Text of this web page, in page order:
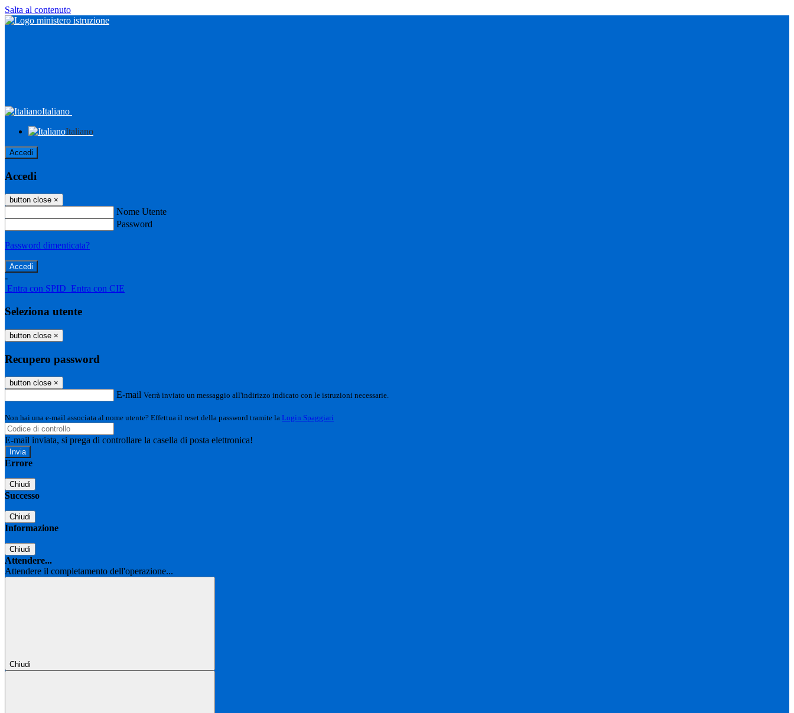
Salta al contenuto
Italiano
Italiano
Accedi
Accedi
button close ×
Nome Utente
Password
Password dimenticata?
-
Entra con SPID Entra con CIE
Seleziona utente
button close ×
Recupero password
button close ×
E-mail Verrà inviato un messaggio all'indirizzo indicato con le istruzioni necessarie.
Non hai una e-mail associata al nome utente? Effettua il reset della password tramite la Login Spaggiari
E-mail inviata, si prega di controllare la casella di posta elettronica!
Errore
Chiudi
Successo
Chiudi
Informazione
Chiudi
Attendere...
Attendere il completamento dell'operazione...
Chiudi